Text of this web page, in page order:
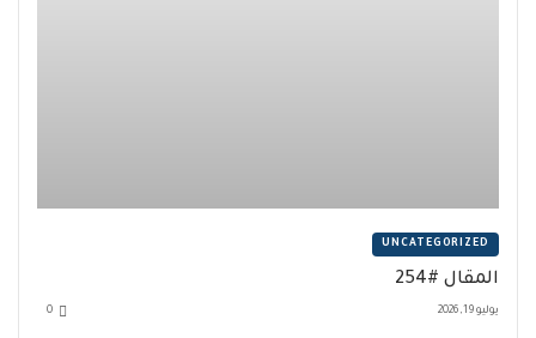
UNCATEGORIZED
المقال #254
يوليو 19, 2026 0